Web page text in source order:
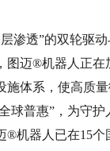
渗透”的双轮驱
图迈®机器人正在
施体系，使高质
球普惠”，为守
®机器人已在15个